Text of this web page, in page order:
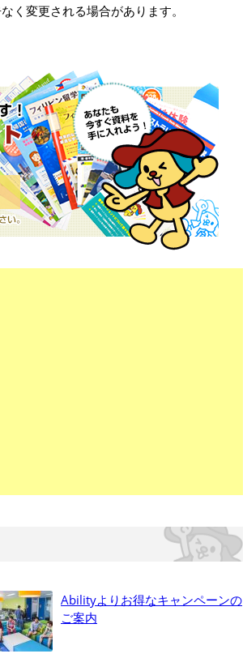
く変更される場合があります。
Abilityよりお得なキャンペーンの
ご案内